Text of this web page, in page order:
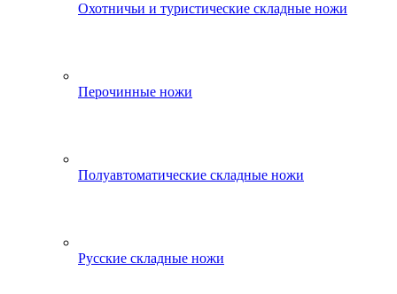
Охотничьи и туристические складные ножи
Перочинные ножи
Полуавтоматические складные ножи
Русские складные ножи